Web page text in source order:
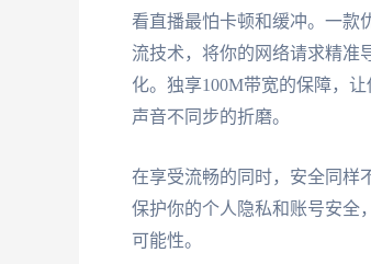
看直播最怕卡顿和缓冲。一款
流技术，将你的网络请求精准
化。独享100M带宽的保障，
声音不同步的折磨。
在享受流畅的同时，安全同样
保护你的个人隐私和账号安全
可能性。